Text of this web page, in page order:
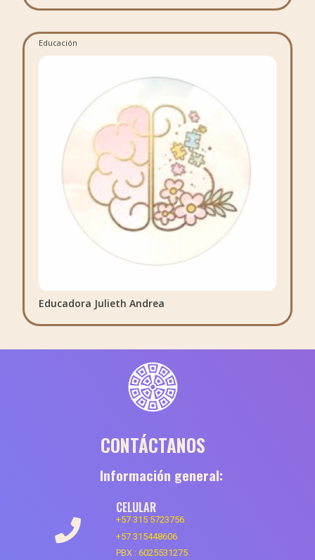
Educación
Educadora Julieth Andrea
CONTÁCTANOS
Información general:
CELULAR
+57 315 5723756
+57 315448606
PBX : 6025531275